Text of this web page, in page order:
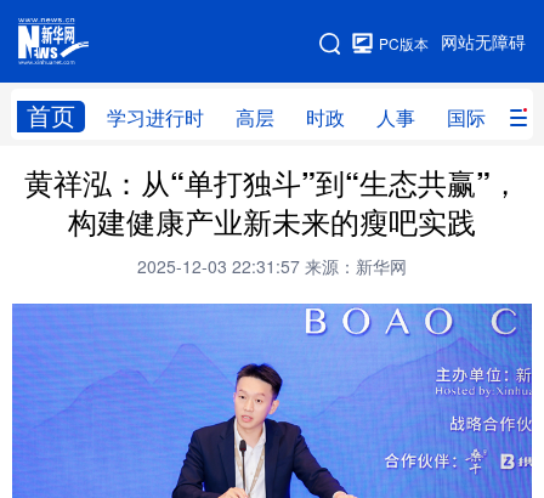
网站无障碍
PC版本
首页 学习进行时 高层 时政 人事 国际 财
网站地图
学习进行时 高层 时政 人事
国际 财经 网评 港澳
科技 量子 体育
文化 书画 军事
视频 图片 政务
中央文件 金融 汽车
黄祥泓：从“单打独斗”到“生态共赢”，
构建健康产业新未来的瘦吧实践
2025-12-03 22:31:57 来源：新华网